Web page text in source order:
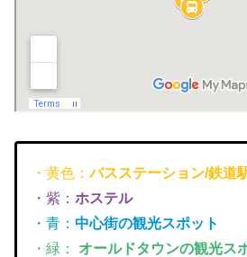
・黄色：バスステーション/鉄道
・紫： ホステル
・青： 中心街の観光スポット
・緑： オールドタウンの観光ス